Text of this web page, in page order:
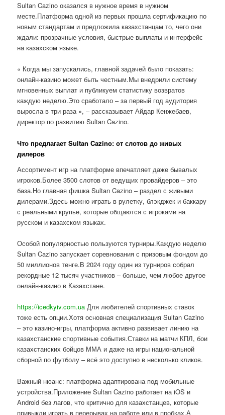
Sultan Cazino оказался в нужное время в нужном
месте.Платформа одной из первых прошла сертификацию по
новым стандартам и предложила казахстанцам то, чего они
ждали: прозрачные условия, быстрые выплаты и интерфейс
на казахском языке.
« Когда мы запускались, главной задачей было показать:
онлайн-казино может быть честным.Мы внедрили систему
мгновенных выплат и публикуем статистику возвратов
каждую неделю.Это сработало – за первый год аудитория
выросла в три раза », – рассказывает Айдар Кенжебаев,
директор по развитию Sultan Cazino.
Что предлагает Sultan Cazino: от слотов до живых
дилеров
Ассортимент игр на платформе впечатляет даже бывалых
игроков.Более 3500 слотов от ведущих провайдеров – это
база.Но главная фишка Sultan Cazino – раздел с живыми
дилерами.Здесь можно играть в рулетку, блэкджек и баккару
с реальными крупье, которые общаются с игроками на
русском и казахском языках.
Особой популярностью пользуются турниры.Каждую неделю
Sultan Cazino запускает соревнования с призовым фондом до
50 миллионов тенге.В 2024 году один из турниров собрал
рекордные 12 тысяч участников – больше, чем любое другое
онлайн-казино в Казахстане.
https://icedkyiv.com.ua Для любителей спортивных ставок
тоже есть опции.Хотя основная специализация Sultan Cazino
– это казино-игры, платформа активно развивает линию на
казахстанские спортивные события.Ставки на матчи КПЛ, бои
казахстанских бойцов ММА и даже на игры национальной
сборной по футболу – всё это доступно в несколько кликов.
Важный нюанс: платформа адаптирована под мобильные
устройства.Приложение Sultan Cazino работает на iOS и
Android без лагов, что критично для казахстанцев, которые
привыкли играть в перерывах на работе или в пробках.А